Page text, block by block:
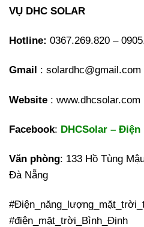
VỤ DHC SOLAR
Hotline: 0367.269.820 –
Gmail : solardhc@gmail.com
Website : www.dhcsolar.com
Facebook: DHCSolar –
Văn phòng: 133 Hồ Tùng
Đà Nẵng
#điện_mặt_trời_Bình_Định